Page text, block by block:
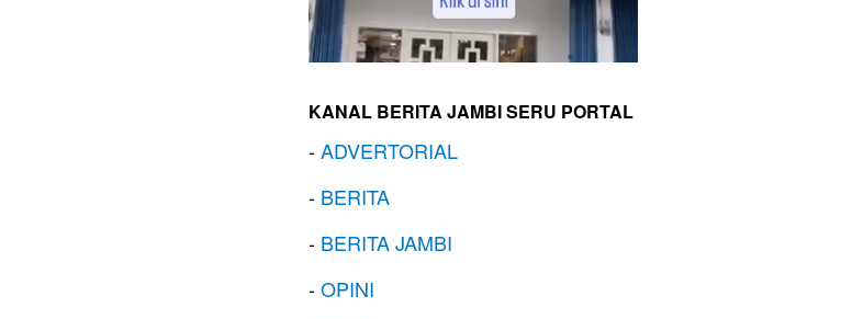
KANAL BERITA JAMBI SERU PORTAL
-ADVERTORIAL
- BERITA
- BERITA JAMBI
-OPINI